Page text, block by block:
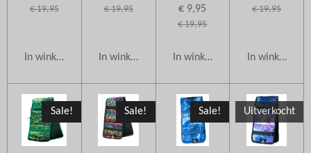
€ 19,95
In winkelwagen
€ 19,95
In winkelwagen
€ 9,95
€ 19,95
In winkelwagen
€ 19,95
In
Sale! Sale! Sale! Uitverkocht